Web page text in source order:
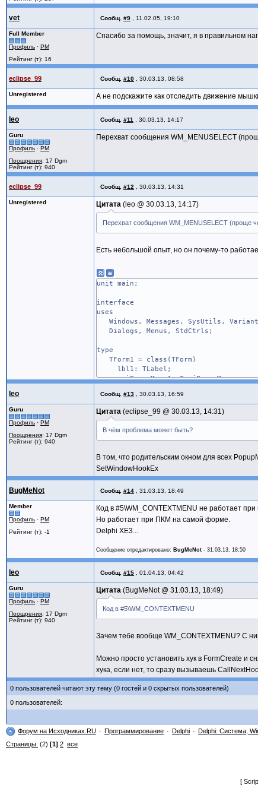
end;
WM_ENTERIDLE: if (wParam=MSGF_MENU)
begin SendMessage(lParam,
WM_MENUSELECT:
begin
begin
// извращаемся над меню
end;
end;
procedure TForm1.FormCreate(Sender:
end;
vet Сообщ. #9 11.02.05, 19:10
Full Member
Профиль · PM
Рейтинг (т): 16
Спасибо за помощь, значит, я в правильном
eclipse_99 Сообщ. #10 30.03.13, 08:58
Unregistered А не подскажите как отследить движение
leo Сообщ. #11 30.03.13, 14:17
Guru
Профиль · PM
Поощрения: 17 Dgm
Рейтинг (т): 940
Перехват сообщения WM_MENUSELECT
eclipse_99 Сообщ. #12 30.03.13, 14:31
Unregistered Цитата leo @ 30.03.13, 14:17
Перехват сообщения WM_MENUSELECT (проще
Есть небольшой опыт, но он почему-то
unit main;
interface
uses
Windows, Messages, SysUtils,
Dialogs, Menus, StdCtrls;
type
TForm1 = class(TForm)
lbl1: TLabel;
suiPopupMenu1: TsuiPopupMenu;
procedure WmMenuSelect (var Message:
end;
var
Form1: TForm1;
implementation
{$R *.dfm}
{ TForm1 }
procedure TForm1.WmMenuSelect(var
var
Item: TMenuItem;
begin
Item :=
for I := 0 to Item.Count - 1 do
if Item.Items[I].Command =
lbl1.Caption:=
end;
leo Сообщ. #13 30.03.13, 16:59
Guru
Профиль · PM
Поощрения: 17 Dgm
Рейтинг (т): 940
Цитата eclipse_99 @ 30.03.13, 14:31
В чём проблема может быть?
В том, что родительским окном для всех
SetWindowHookEx
BugMeNot Сообщ. #14 31.03.13, 18:49
Member
Профиль · PM
Рейтинг (т): -1
Код в #5\WM_CONTEXTMENU не работает
Но работает при ПКМ на самой форме.
Delphi XE3...
Сообщение отредактировано: BugMeNot - 31.03.13, 18:50
leo Сообщ. #15 01.04.13, 04:42
Guru
Профиль · PM
Поощрения: 17 Dgm
Рейтинг (т): 940
Цитата BugMeNot @ 31.03.13, 18:49
Код в #5\WM_CONTEXTMENU
Зачем тебе вообще WM_CONTEXTMENU? С
Можно просто установить хук в FormCreate и
хука, если нет, то сразу вызываешь
0 пользователей читают эту тему (0 гостей и 0 скрытых пользователей)
0 пользователей:
Форум на Исходниках.RU
Программирование Delphi
Delphi: Система,
Страницы: (2) [1] 2 все
[